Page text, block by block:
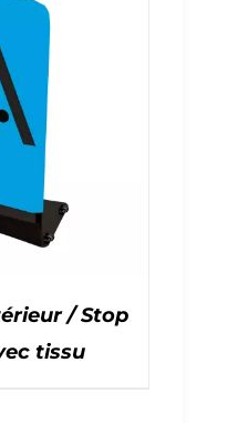
/ Stop
tissu